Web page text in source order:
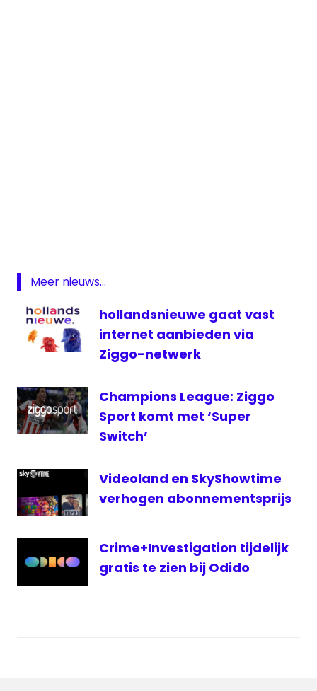
televisie
Videoland
Meer nieuws...
hollandsnieuwe gaat vast
internet aanbieden via
Ziggo-netwerk
Champions League: Ziggo
Sport komt met ‘Super
Switch’
Videoland en SkyShowtime
verhogen abonnementsprijs
Crime+Investigation tijdelijk
gratis te zien bij Odido